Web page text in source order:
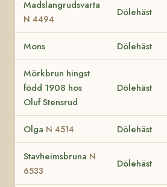
Madslangrudsvarta
N 4494
Dölehäst
Mons Dölehäst
Mörkbrun hingst
född 1908 hos
Oluf Stensrud
Dölehäst
Olga N 4514 Dölehäst
Stavheimsbruna N
6533
Dölehäst